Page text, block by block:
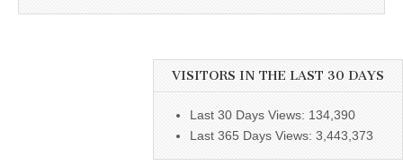
VISITORS IN THE LAST 30 DAYS
Last 30 Days Views: 134,390
Last 365 Days Views: 3,443,373